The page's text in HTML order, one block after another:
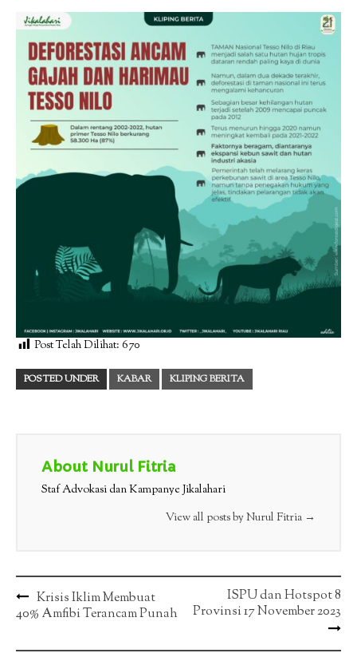
Post Telah Dilihat: 670
POSTED UNDER KABAR KLIPING BERITA
About Nurul Fitria
Staf Advokasi dan Kampanye Jikalahari
View all posts by Nurul Fitria →
Post
navigation
Krisis Iklim Membuat
40% Amfibi Terancam Punah
ISPU dan Hotspot 8
Provinsi 17 November 2023